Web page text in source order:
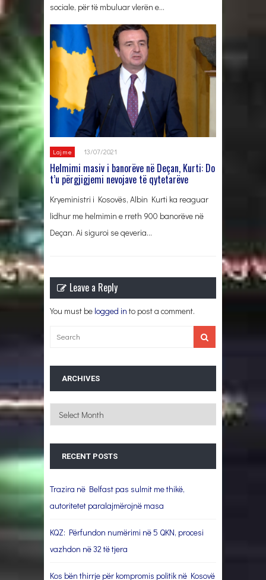
sociale, për të mbuluar vlerën e…
Lajme 13/07/2021
Helmimi masiv i banorëve në Deçan, Kurti: Do
t’u përgjigjemi nevojave të qytetarëve
Kryeministri i Kosovës, Albin Kurti ka reaguar
lidhur me helmimin e rreth 900 banorëve në
Deçan. Ai siguroi se qeveria…
Leave a Reply
You must be logged in to post a comment.
ARCHIVES
Archives
RECENT POSTS
Trazira në Belfast pas sulmit me thikë,
autoritetet paralajmërojnë masa
KQZ: Përfundon numërimi në 5 QKN, procesi
vazhdon në 32 të tjera
Kos bën thirrje për kompromis politik në Kosovë